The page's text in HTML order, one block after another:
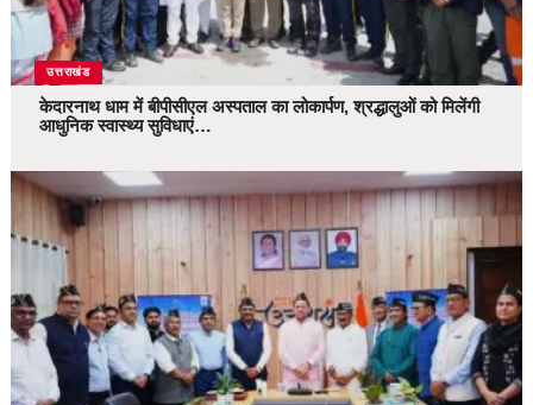
उत्तराखंड
केदारनाथ धाम में बीपीसीएल अस्पताल का लोकार्पण, श्रद्धालुओं को मिलेंगी
आधुनिक स्वास्थ्य सुविधाएं…